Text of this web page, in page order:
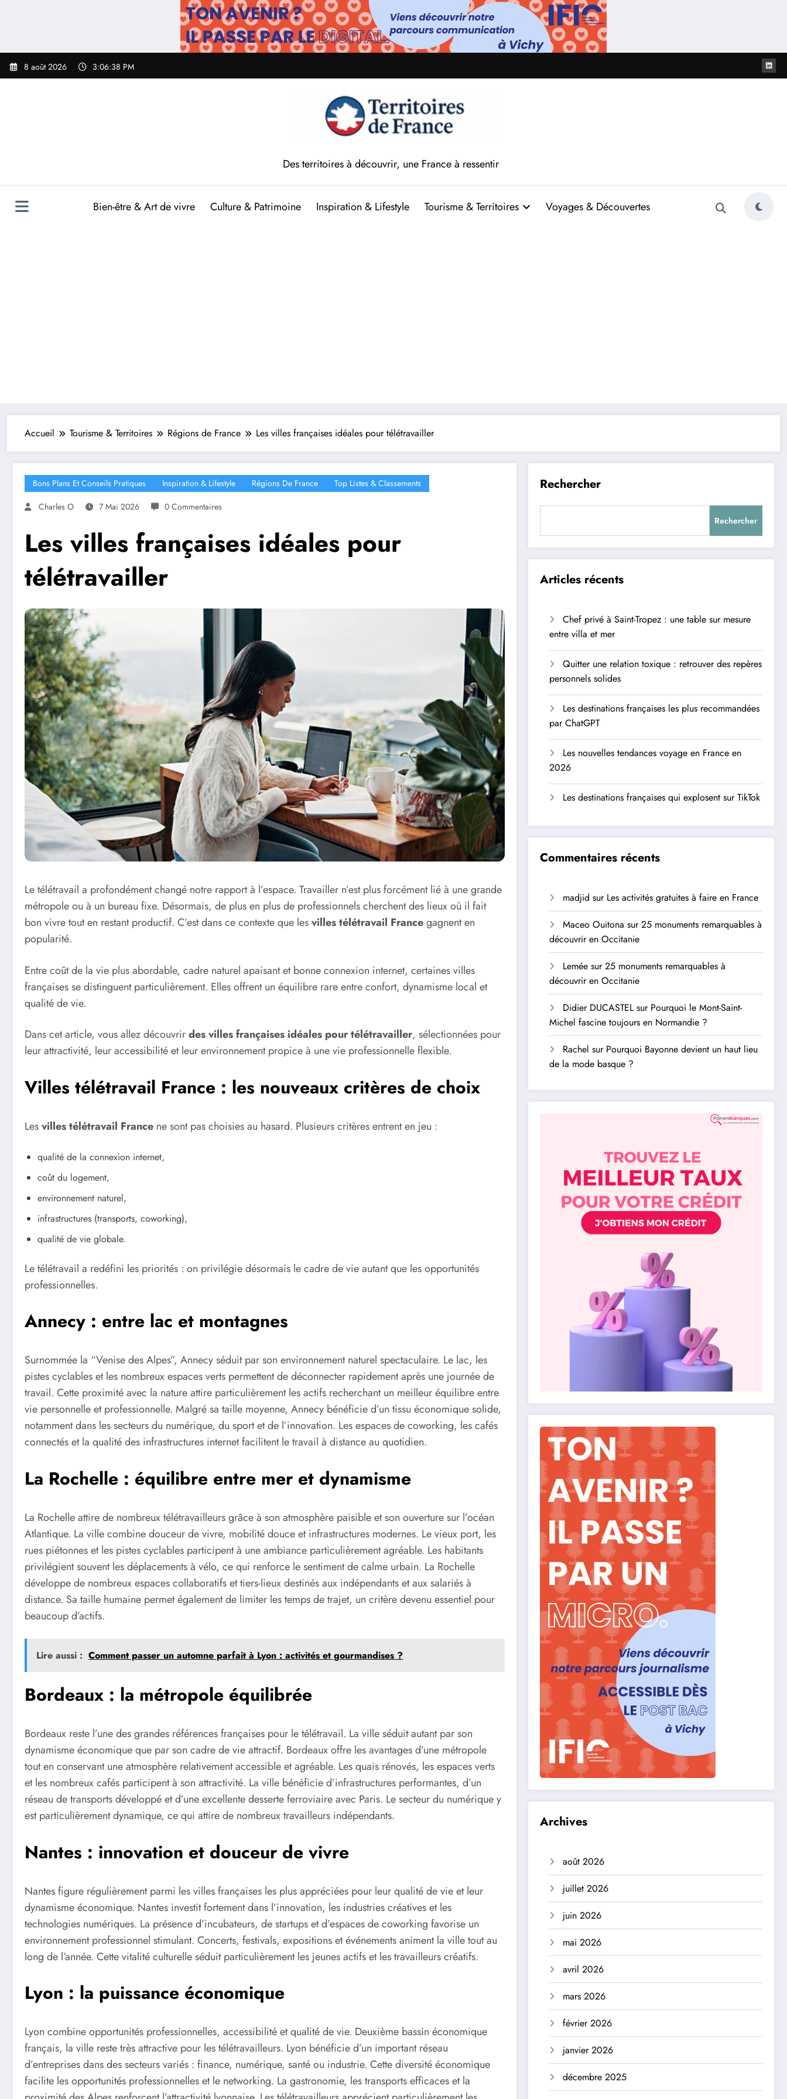
8 août 2026 3:06:39 PM
Des territoires à découvrir, une France à ressentir
Bien-être & Art de vivre Culture & Patrimoine Inspiration & Lifestyle Tourisme & Territoires Voyages & Découvertes
Accueil Tourisme & Territoires Régions de France Les villes françaises idéales pour télétravailler
Bons Plans Et Conseils Pratiques Inspiration & Lifestyle Régions De France
Top Listes & Classements
Charles O
7 Mai 2026 0 Commentaires
Les villes françaises idéales pour
télétravailler
Le télétravail a profondément changé notre rapport à l’espace. Travailler n’est plus forcément lié à une grande
métropole ou à un bureau fixe. Désormais, de plus en plus de professionnels cherchent des lieux où il fait
bon vivre tout en restant productif. C’est dans ce contexte que lesvilles télétravail Francegagnent en
popularité.
Entre coût de la vie plus abordable, cadre naturel apaisant et bonne connexion internet, certaines villes
françaises se distinguent particulièrement. Elles offrent un équilibre rare entre confort, dynamisme local et
qualité de vie.
Dans cet article, vous allez découvrirdes villes françaises idéales pour télétravailler, sélectionnées pour
leur attractivité, leur accessibilité et leur environnement propice à une vie professionnelle flexible.
Villes télétravail France : les nouveaux critères de choix
Lesvilles télétravail France ne sont pas choisies au hasard. Plusieurs critères entrent en jeu :
qualité de la connexion internet,
coût du logement,
environnement naturel,
infrastructures (transports, coworking),
qualité de vie globale.
Le télétravail a redéfini les priorités : on privilégie désormais le cadre de vie autant que les opportunités
professionnelles.
Annecy : entre lac et montagnes
Surnommée la “Venise des Alpes”, Annecy séduit par son environnement naturel spectaculaire. Le lac, les
pistes cyclables et les nombreux espaces verts permettent de déconnecter rapidement après une journée de
travail. Cette proximité avec la nature attire particulièrement les actifs recherchant un meilleur équilibre entre
vie personnelle et professionnelle. Malgré sa taille moyenne, Annecy bénéficie d’un tissu économique solide,
notamment dans les secteurs du numérique, du sport et de l’innovation. Les espaces de coworking, les cafés
connectés et la qualité des infrastructures internet facilitent le travail à distance au quotidien.
La Rochelle : équilibre entre mer et dynamisme
La Rochelle attire de nombreux télétravailleurs grâce à son atmosphère paisible et son ouverture sur l’océan
Atlantique. La ville combine douceur de vivre, mobilité douce et infrastructures modernes. Le vieux port, les
rues piétonnes et les pistes cyclables participent à une ambiance particulièrement agréable. Les habitants
privilégient souvent les déplacements à vélo, ce qui renforce le sentiment de calme urbain. La Rochelle
développe de nombreux espaces collaboratifs et tiers-lieux destinés aux indépendants et aux salariés à
distance. Sa taille humaine permet également de limiter les temps de trajet, un critère devenu essentiel pour
beaucoup d’actifs.
Lire aussi : Comment passer un automne parfait à Lyon : activités et gourmandises ?
Bordeaux : la métropole équilibrée
Bordeaux reste l’une des grandes références françaises pour le télétravail. La ville séduit autant par son
dynamisme économique que par son cadre de vie attractif. Bordeaux offre les avantages d’une métropole
tout en conservant une atmosphère relativement accessible et agréable. Les quais rénovés, les espaces verts
et les nombreux cafés participent à son attractivité. La ville bénéficie d’infrastructures performantes, d’un
réseau de transports développé et d’une excellente desserte ferroviaire avec Paris. Le secteur du numérique y
est particulièrement dynamique, ce qui attire de nombreux travailleurs indépendants.
Nantes : innovation et douceur de vivre
Nantes figure régulièrement parmi les villes françaises les plus appréciées pour leur qualité de vie et leur
dynamisme économique. Nantes investit fortement dans l’innovation, les industries créatives et les
technologies numériques. La présence d’incubateurs, de startups et d’espaces de coworking favorise un
environnement professionnel stimulant. Concerts, festivals, expositions et événements animent la ville tout au
long de l’année. Cette vitalité culturelle séduit particulièrement les jeunes actifs et les travailleurs créatifs.
Lyon : la puissance économique
Lyon combine opportunités professionnelles, accessibilité et qualité de vie. Deuxième bassin économique
français, la ville reste très attractive pour les télétravailleurs. Lyon bénéficie d’un important réseau
d’entreprises dans des secteurs variés : finance, numérique, santé ou industrie. Cette diversité économique
facilite les opportunités professionnelles et le networking. La gastronomie, les transports efficaces et la
Rechercher
Rechercher
Articles récents
Chef privé à Saint-Tropez : une table sur mesure
entre villa et mer
Quitter une relation toxique : retrouver des repères
personnels solides
Les destinations françaises les plus recommandées
par ChatGPT
Les nouvelles tendances voyage en France en
2026
Les destinations françaises qui explosent sur TikTok
Commentaires récents
madjid sur Les activités gratuites à faire en France
Maceo Ouitona sur25 monuments remarquables à
découvrir en Occitanie
Lemée sur25 monuments remarquables à
découvrir en Occitanie
Didier DUCASTEL sur Pourquoi le Mont-Saint-
Michel fascine toujours en Normandie ?
Rachel sur Pourquoi Bayonne devient un haut lieu
de la mode basque ?
Archives
août 2026
juillet 2026
juin 2026
mai 2026
avril 2026
mars 2026
février 2026
janvier 2026
décembre 2025